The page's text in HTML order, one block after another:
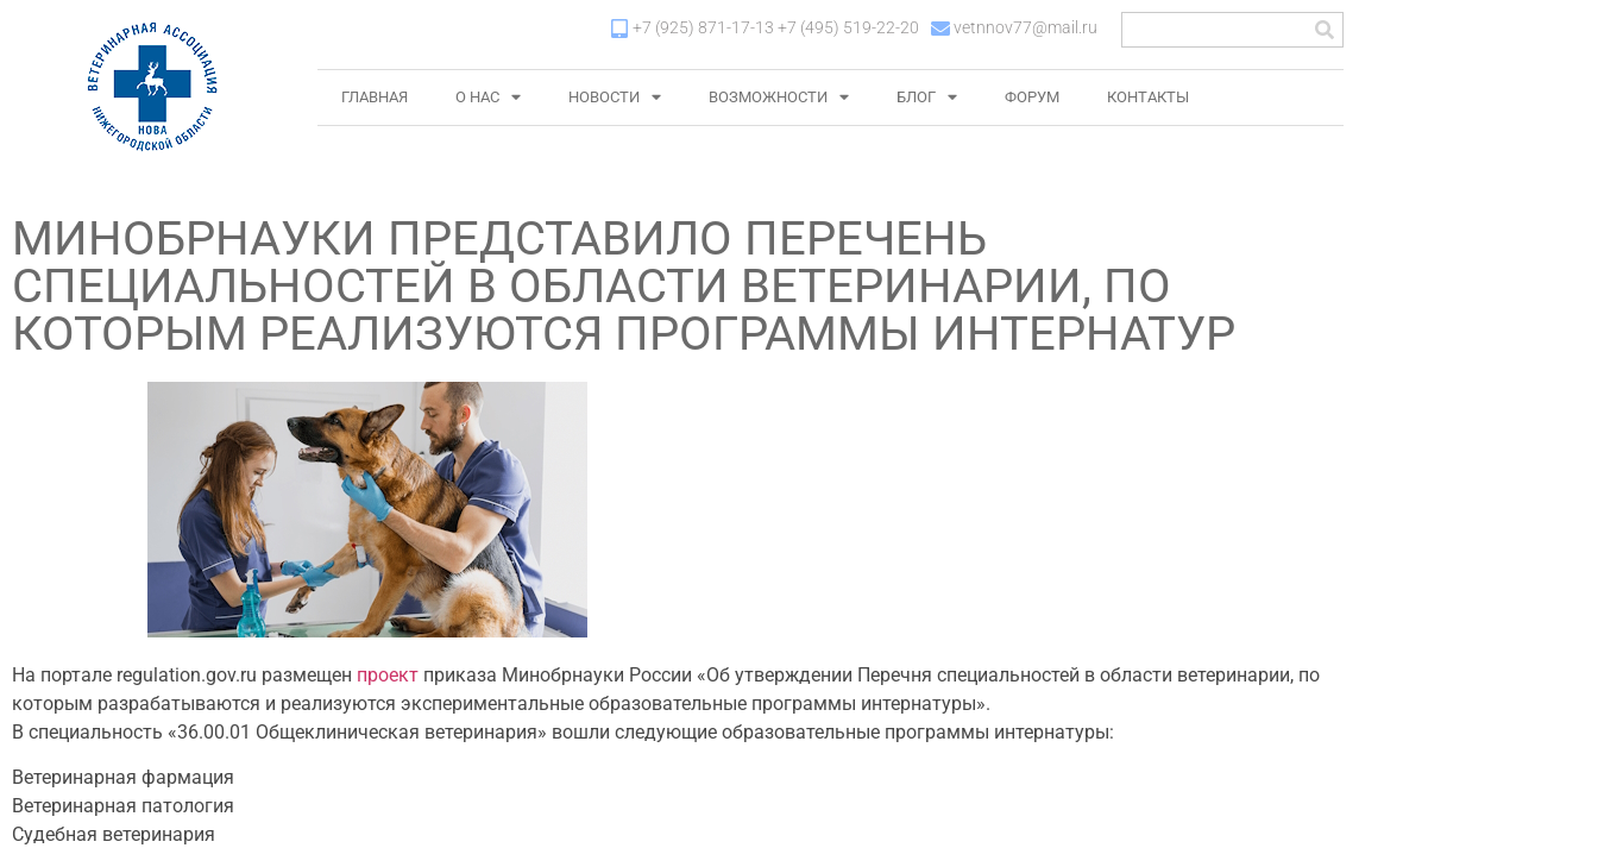
+7 (925) 871-17-13 +7 (495) 519-22-20 vetnnov77@mail.ru
ГЛАВНАЯ О НАС НОВОСТИ ВОЗМОЖНОСТИ БЛОГ ФОРУМ КОНТАКТЫ
МИНОБРНАУКИ ПРЕДСТАВИЛО ПЕРЕЧЕНЬ
СПЕЦИАЛЬНОСТЕЙ В ОБЛАСТИ ВЕТЕРИНАРИИ, ПО
КОТОРЫМ РЕАЛИЗУЮТСЯ ПРОГРАММЫ ИНТЕРНАТУР
На портале regulation.gov.ru размещен проект приказа Минобрнауки России «Об утверждении Перечня специальностей в области ветеринарии, по
которым разрабатываются и реализуются экспериментальные образовательные программы интернатуры».
В специальность «36.00.01 Общеклиническая ветеринария» вошли следующие образовательные программы интернатуры:
Ветеринарная фармация
Ветеринарная патология
Судебная ветеринария